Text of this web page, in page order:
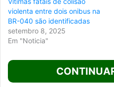
violenta entre dois onibus na
BR-040 são identificadas
setembro 8, 2025
Em "Noticia"